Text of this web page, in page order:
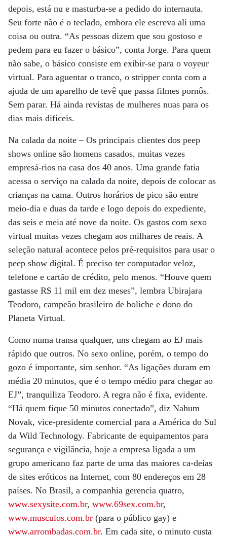
depois, está nu e masturba-se a pedido do internauta.
Seu forte não é o teclado, embora ele escreva ali uma
coisa ou outra. “As pessoas dizem que sou gostoso e
pedem para eu fazer o básico”, conta Jorge. Para quem
não sabe, o básico consiste em exibir-se para o voyeur
virtual. Para aguentar o tranco, o stripper conta com a
ajuda de um aparelho de tevê que passa filmes pornôs.
Sem parar. Há ainda revistas de mulheres nuas para os
dias mais difíceis.
Na calada da noite – Os principais clientes dos peep
shows online são homens casados, muitas vezes
empresá-rios na casa dos 40 anos. Uma grande fatia
acessa o serviço na calada da noite, depois de colocar as
crianças na cama. Outros horários de pico são entre
meio-dia e duas da tarde e logo depois do expediente,
das seis e meia até nove da noite. Os gastos com sexo
virtual muitas vezes chegam aos milhares de reais. A
seleção natural acontece pelos pré-requisitos para usar o
peep show digital. É preciso ter computador veloz,
telefone e cartão de crédito, pelo menos. “Houve quem
gastasse R$ 11 mil em dez meses”, lembra Ubirajara
Teodoro, campeão brasileiro de boliche e dono do
Planeta Virtual.
Como numa transa qualquer, uns chegam ao EJ mais
rápido que outros. No sexo online, porém, o tempo do
gozo é importante, sim senhor. “As ligações duram em
média 20 minutos, que é o tempo médio para chegar ao
EJ”, tranquiliza Teodoro. A regra não é fixa, evidente.
“Há quem fique 50 minutos conectado”, diz Nahum
Novak, vice-presidente comercial para a América do Sul
da Wild Technology. Fabricante de equipamentos para
segurança e vigilância, hoje a empresa ligada a um
grupo americano faz parte de uma das maiores ca-deias
de sites eróticos na Internet, com 80 endereços em 28
países. No Brasil, a companhia gerencia quatro,
www.sexysite.com.br, www.69sex.com.br,
www.musculos.com.br (para o público gay) e
www.arrombadas.com.br. Em cada site, o minuto custa